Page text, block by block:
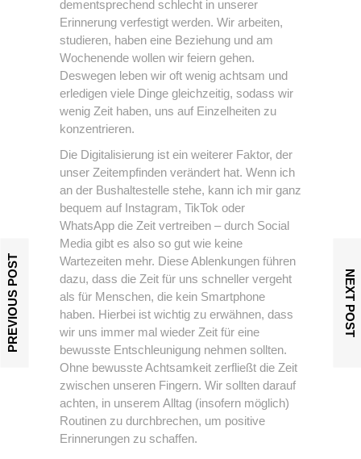
dementsprechend schlecht in unserer
Erinnerung verfestigt werden. Wir arbeiten,
studieren, haben eine Beziehung und am
Wochenende wollen wir feiern gehen.
Deswegen leben wir oft wenig achtsam und
erledigen viele Dinge gleichzeitig, sodass wir
wenig Zeit haben, uns auf Einzelheiten zu
konzentrieren.
Die Digitalisierung ist ein weiterer Faktor, der
unser Zeitempfinden verändert hat. Wenn ich
an der Bushaltestelle stehe, kann ich mir ganz
bequem auf Instagram, TikTok oder
WhatsApp die Zeit vertreiben – durch Social
Media gibt es also so gut wie keine
Wartezeiten mehr. Diese Ablenkungen führen
dazu, dass die Zeit für uns schneller vergeht
als für Menschen, die kein Smartphone
haben. Hierbei ist wichtig zu erwähnen, dass
wir uns immer mal wieder Zeit für eine
bewusste Entschleunigung nehmen sollten.
Ohne bewusste Achtsamkeit zerfließt die Zeit
zwischen unseren Fingern. Wir sollten darauf
achten, in unserem Alltag (insofern möglich)
Routinen zu durchbrechen, um positive
Erinnerungen zu schaffen.
PREVIOUS POST NEXT POST